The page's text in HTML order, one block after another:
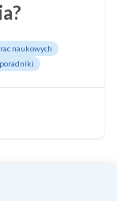
naukowych